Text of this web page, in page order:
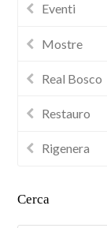
Eventi
Mostre
Real Bosco
Restauro
Rigenera
Cerca